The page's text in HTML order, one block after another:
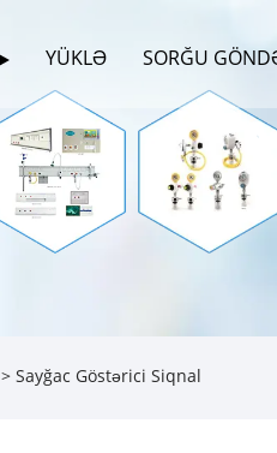
YÜKLƏ SORĞU
> Sayğac Göstərici Siqnal